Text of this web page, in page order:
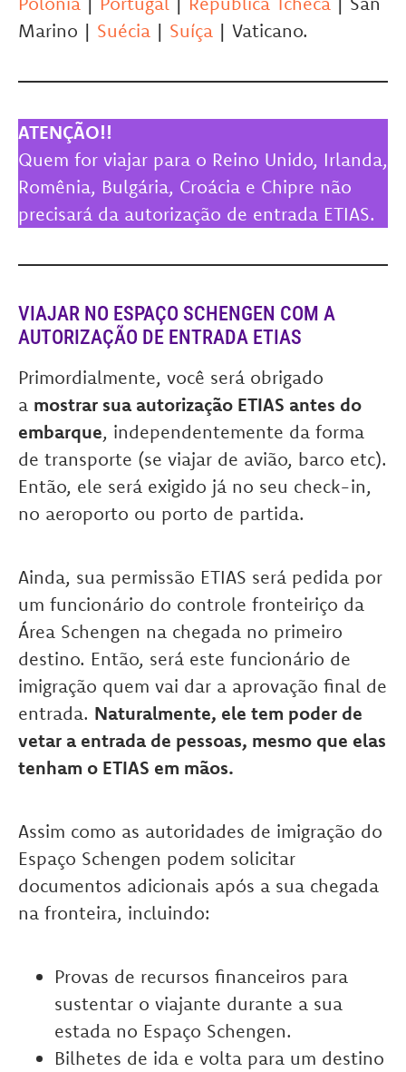
Marino | Suécia | Suíça | Vaticano.
ATENÇÃO!!
Quem for viajar para o Reino Unido, Irlanda,
Romênia, Bulgária, Croácia e Chipre não
precisará da autorização de entrada ETIAS.
VIAJAR NO ESPAÇO SCHENGEN COM A
AUTORIZAÇÃO DE ENTRADA ETIAS
Primordialmente, você será obrigado
a mostrar sua autorização ETIAS antes do
embarque, independentemente da forma
de transporte (se viajar de avião, barco etc).
Então, ele será exigido já no seu check-in,
no aeroporto ou porto de partida.
Ainda, sua permissão ETIAS será pedida por
um funcionário do controle fronteiriço da
Área Schengen na chegada no primeiro
destino. Então, será este funcionário de
imigração quem vai dar a aprovação final de
entrada. Naturalmente, ele tem poder de
vetar a entrada de pessoas, mesmo que elas
tenham o ETIAS em mãos.
Assim como as autoridades de imigração do
Espaço Schengen podem solicitar
documentos adicionais após a sua chegada
na fronteira, incluindo:
Provas de recursos financeiros para
sustentar o viajante durante a sua
estada no Espaço Schengen.
Bilhetes de ida e volta para um destino